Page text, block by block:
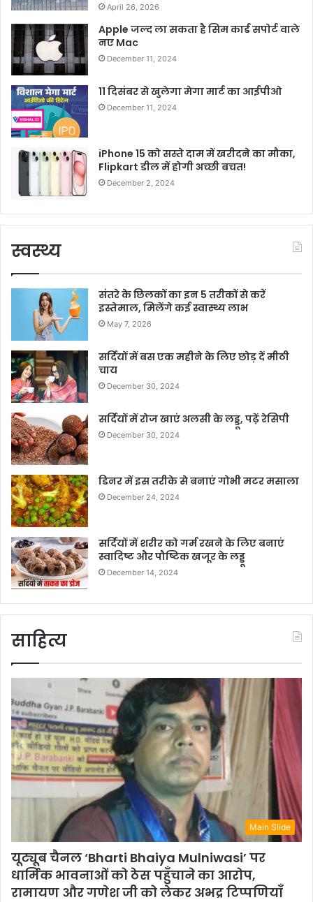
April 26, 2026
Apple जल्द ला सकता है सिम कार्ड सपोर्ट वाले
नए Mac
December 11, 2024
11 दिसंबर से खुलेगा मेगा मार्ट का आईपीओ
December 11, 2024
iPhone 15 को सस्ते दाम में खरीदने का मौका,
Flipkart डील में होगी अच्छी बचत!
December 2, 2024
स्वस्थ्य
संतरे के छिलकों का इन 5 तरीकों से करें
इस्तेमाल, मिलेंगे कई स्वास्थ्य लाभ
May 7, 2026
सर्दियों में बस एक महीने के लिए छोड़ दें मीठी
चाय
December 30, 2024
सर्दियों में रोज खाएं अलसी के लड्डू, पढ़ें रेसिपी
December 30, 2024
डिनर में इस तरीके से बनाएं गोभी मटर मसाला
December 24, 2024
सर्दियों में शरीर को गर्म रखने के लिए बनाएं
स्वादिष्ट और पौष्टिक खजूर के लड्डू
December 14, 2024
साहित्य
Main Slide
यूट्यूब चैनल ‘Bharti Bhaiya Mulniwasi’ पर
धार्मिक भावनाओं को ठेस पहुँचाने का आरोप,
रामायण और गणेश जी को लेकर अभद्र टिप्पणियाँ